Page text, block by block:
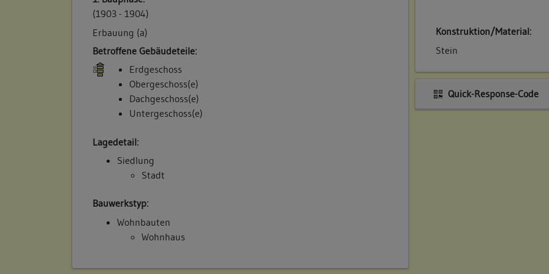
(1903 - 1904)
Erbauung (a)
Betroffene Gebäudeteile:
Erdgeschoss
Obergeschoss(e)
Dachgeschoss(e)
Untergeschoss(e)
Lagedetail:
Siedlung
Stadt
Bauwerkstyp:
Wohnbauten
Wohnhaus
Konstruktion/Material:
Stein
Quick-Response-Code